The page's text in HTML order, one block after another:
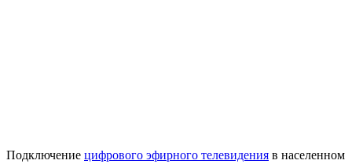
Подключение цифрового эфирного телевидения в населенном